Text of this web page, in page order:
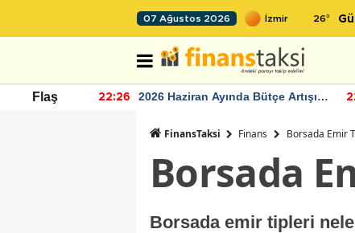
07 Ağustos 2026 26°
Flaş 22:26
2026 Haziran Ayında Bütçe Artışı
FinansTaksi Finans Borsada Emir
Borsada
Borsada emir tipleri